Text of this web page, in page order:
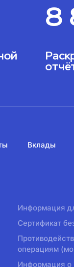
8
Вклады
Информация
Сертификат
операциям
Информация о